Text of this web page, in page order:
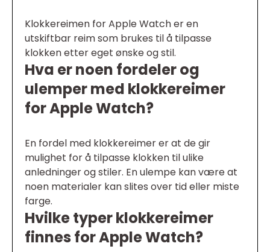
Klokkereimen for Apple Watch er en
utskiftbar reim som brukes til å tilpasse
klokken etter eget ønske og stil.
Hva er noen fordeler og
ulemper med klokkereimer
for Apple Watch?
En fordel med klokkereimer er at de gir
mulighet for å tilpasse klokken til ulike
anledninger og stiler. En ulempe kan være at
noen materialer kan slites over tid eller miste
farge.
Hvilke typer klokkereimer
finnes for Apple Watch?